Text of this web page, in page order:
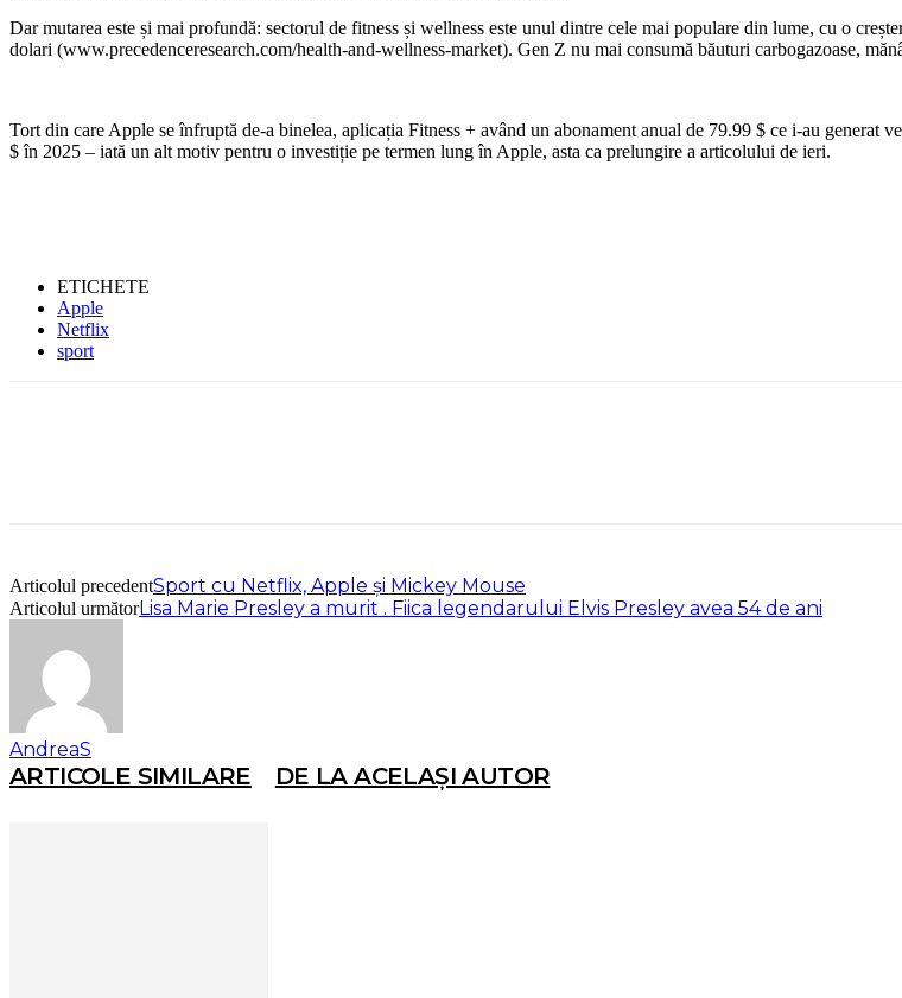
Dar mutarea este și mai profundă: sectorul de fitness și wellness este unul dintre cele mai populare din lume, cu o
dolari (www.precedenceresearch.com/health-and-wellness-market). Gen Z nu mai consumă băuturi carbogazoase,
Tort din care Apple se înfruptă de-a binelea, aplicația Fitness + având un abonament anual de 79.99 $ ce i-au generat
$ în 2025 – iată un alt motiv pentru o investiție pe termen lung în Apple, asta ca prelungire a articolului de ieri.
ETICHETE
Apple
Netflix
sport
Articolul precedentSport cu Netflix, Apple și Mickey Mouse
Articolul următorLisa Marie Presley a murit . Fiica legendarului Elvis Presley avea 54 de ani
AndreaS
ARTICOLE SIMILARE DE LA ACELAȘI AUTOR